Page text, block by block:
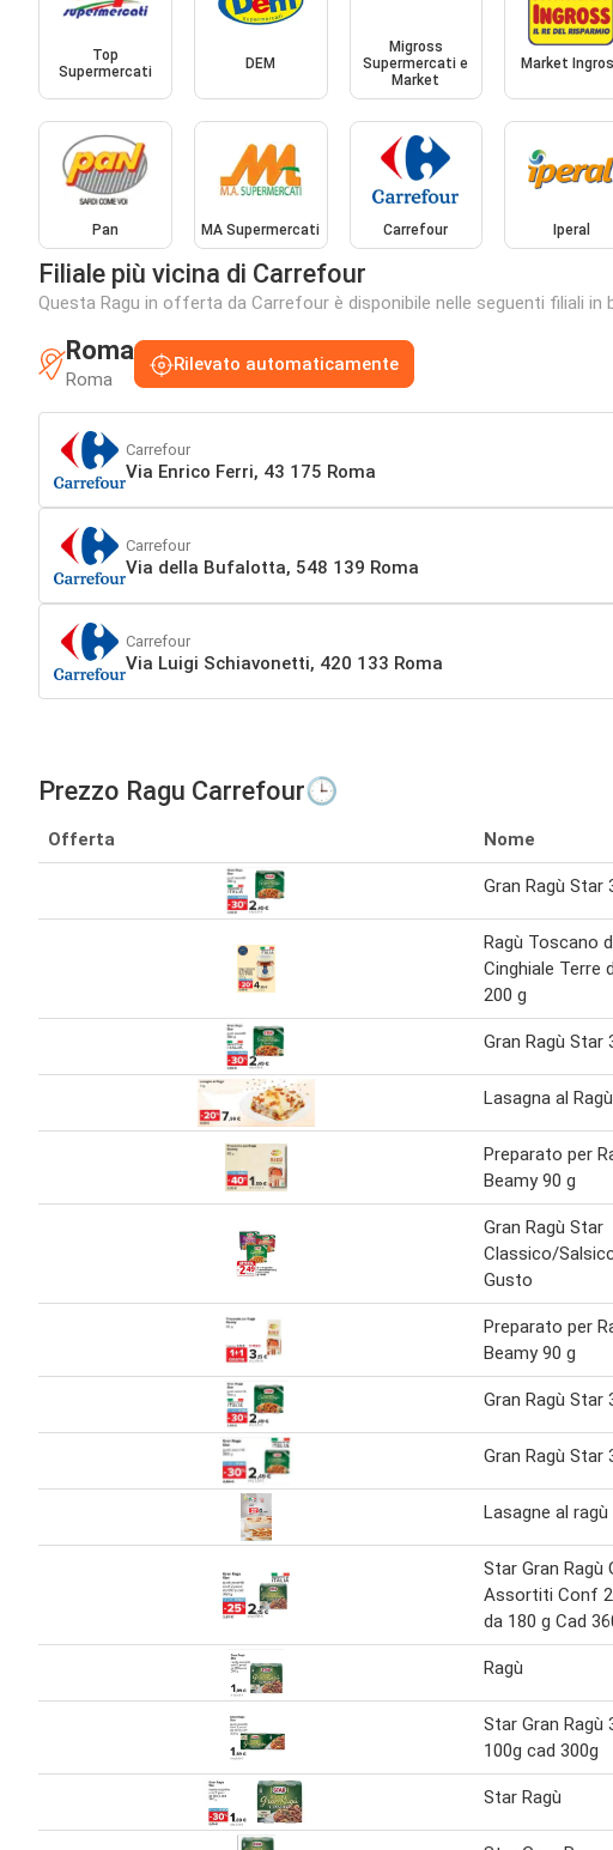
Top
Supermercati
DEM
Migross
Supermercati e
Market
Market
Pan MA Supermercati Carrefour Iperal
Filiale più vicina di Carrefour
Questa Ragu in offerta da Carrefour è disponibile nelle seguenti filiali
Roma
Roma
Rilevato automaticamente
Carrefour
Via Enrico Ferri, 43 175 Roma
Carrefour
Via della Bufalotta, 548 139 Roma
Carrefour
Via Luigi Schiavonetti, 420 133 Roma
Prezzo Ragu Carrefour🕒
Offerta Nome
Gran Ragù Star
Ragù Toscano
Cinghiale Terre
200 g
Gran Ragù Star
Lasagna al
Preparato per
Beamy 90 g
Gran Ragù Star
Classico/
Gusto
Preparato per
Beamy 90 g
Gran Ragù Star
Gran Ragù Star
Lasagne al ragù
Star Gran Ragù
Assortiti Conf
da 180 g Cad
Ragù
Star Gran Ragù
100g cad 300g
Star Ragù